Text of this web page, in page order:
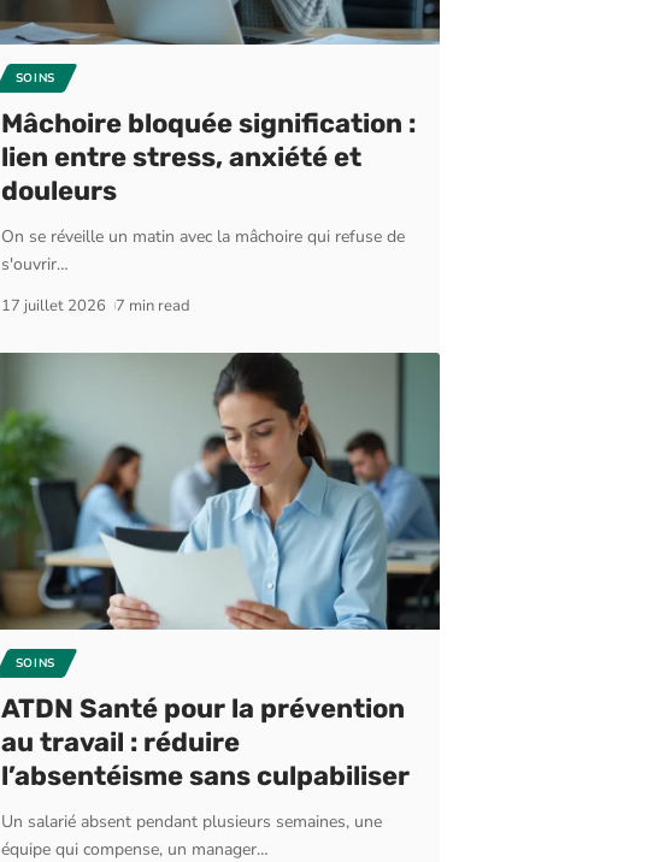
SOINS
Mâchoire bloquée signification :
lien entre stress, anxiété et
douleurs
On se réveille un matin avec la mâchoire qui refuse de
s'ouvrir…
17 juillet 2026 7 min read
SOINS
ATDN Santé pour la prévention
au travail : réduire
l’absentéisme sans culpabiliser
Un salarié absent pendant plusieurs semaines, une
équipe qui compense, un manager…